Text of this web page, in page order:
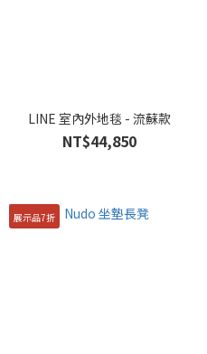
LINE 室內外地毯 - 流蘇款
NT$44,850
展示品7折